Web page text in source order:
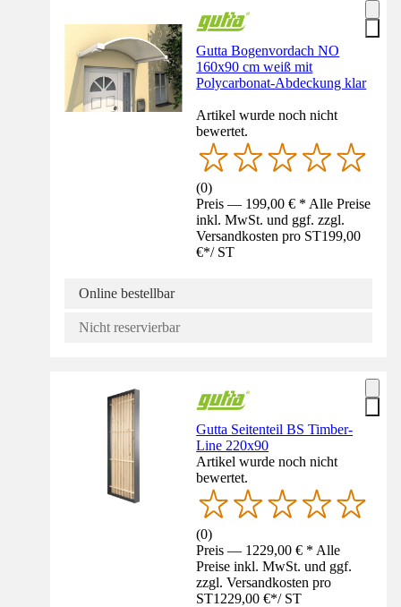
Gutta Bogenvordach NO
160x90 cm weiß mit
Polycarbonat-Abdeckung klar
Artikel wurde noch nicht
bewertet.
(0)
Preis — 199,00 € * Alle Preise
inkl. MwSt. und ggf. zzgl.
Versandkosten pro ST199,00
€*/ ST
Online bestellbar
Nicht reservierbar
Gutta Seitenteil BS Timber-
Line 220x90
Artikel wurde noch nicht
bewertet.
(0)
Preis — 1229,00 € * Alle
Preise inkl. MwSt. und ggf.
zzgl. Versandkosten pro
ST1229,00 €*/ ST